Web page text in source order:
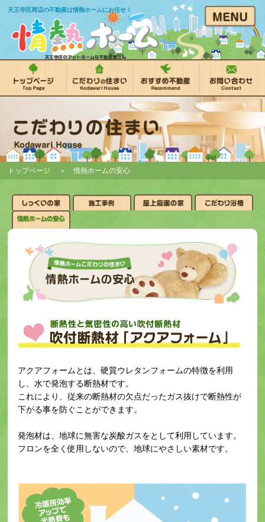
天王寺区周辺の不動産は情熱ホームにお任せ！
トップページ ＞ 情熱ホームの安心
アクアフォームとは、硬質ウレタンフォームの特徴を利用
し、水で発泡する断熱材です。
これにより、従来の断熱材の欠点だったガス抜けで断熱性が
下がる事を防ぐことができます。
発泡材は、地球に無害な炭酸ガスをとして利用しています。
フロンを全く使用しないので、地球にやさしい素材です。